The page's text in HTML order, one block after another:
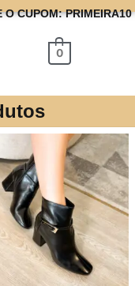
O CUPOM: PRIMEIRA10
0